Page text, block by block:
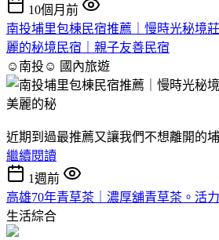
10個月前
南投埔里包棟民宿推薦｜慢時光秘境
麗的秘境民宿｜親子友善民宿
☺南投☺ 國內旅遊
近期到過最推薦又讓我們不想離開的
繼續閱讀
1週前
高雄70年青草茶｜濃厚舖青草茶。活
生活綜合